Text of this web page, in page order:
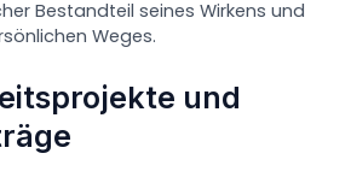
Bestandteil seines Wirkens und
Weges.
und